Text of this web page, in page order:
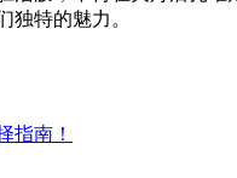
独特的魅力。
指南！